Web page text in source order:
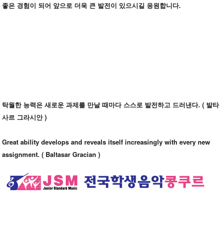
좋은 경험이 되어 앞으로 더욱 큰 발전이 있으시길 응원합니다.
탁월한 능력은 새로운 과제를 만날 때마다 스스로 발전하고 드러낸다. ( 발타
사르 그라시안 )
Great ability develops and reveals itself increasingly with every new
assignment. ( Baltasar Gracian )